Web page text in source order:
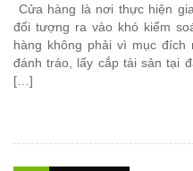
Cửa hàng là nơi thực hiện
đối tượng ra vào khó kiểm
hàng không phải vì mục
đánh tráo, lấy cắp tài sản tại
[…]